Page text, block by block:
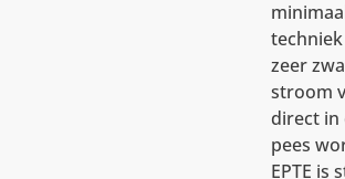
zeer
stroom
direct in
pees
EPTE is